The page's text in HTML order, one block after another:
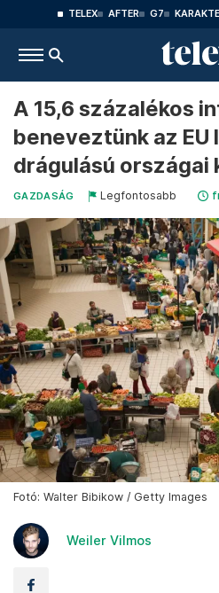
TELEX AFTER G7
A 15,6 százalékos
beneveztünk az
drágulású országai
GAZDASÁG Legfontosabb
Fotó: Walter Bibikow / Getty Images
Weiler Vilmos